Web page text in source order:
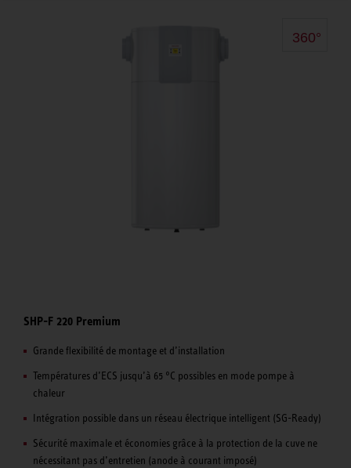
360°
SHP-F 220 Premium
Grande flexibilité de montage et d’installation
Températures d’ECS jusqu’à 65 °C possibles en mode pompe à
chaleur
Intégration possible dans un réseau électrique intelligent (SG-Ready)
Sécurité maximale et économies grâce à la protection de la cuve ne
nécessitant pas d’entretien (anode à courant imposé)